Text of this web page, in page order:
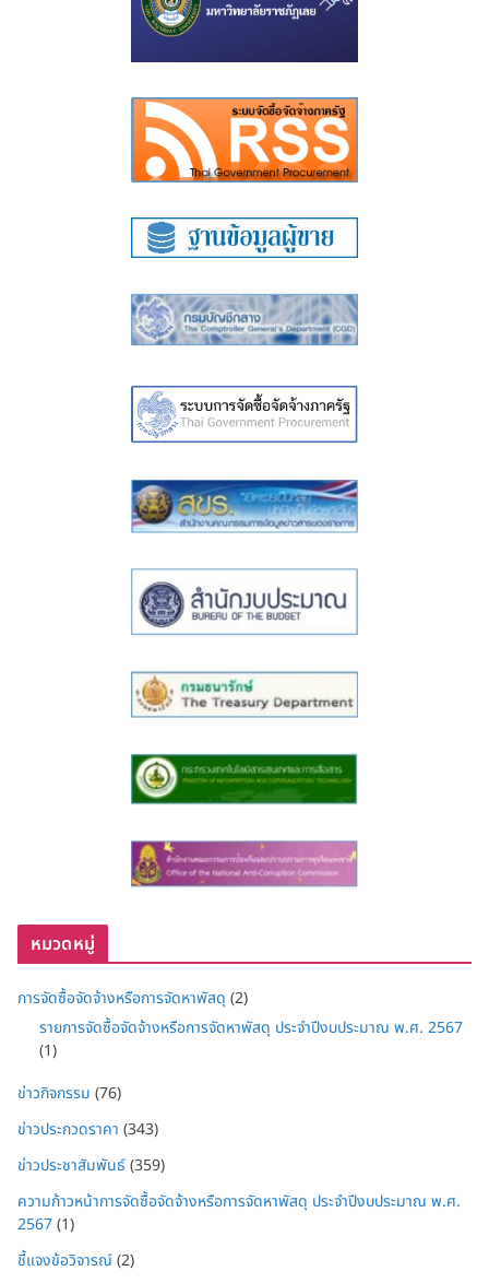
หมวดหมู่
การจัดซื้อจัดจ้างหรือการจัดหาพัสดุ (2)
รายการจัดซื้อจัดจ้างหรือการจัดหาพัสดุ ประจำปีงบประมาณ พ.ศ. 2567
(1)
ข่าวกิจกรรม (76)
ข่าวประกวดราคา (343)
ข่าวประชาสัมพันธ์(359)
ความก้าวหน้าการจัดซื้อจัดจ้างหรือการจัดหาพัสดุ ประจำปีงบประมาณ พ.ศ.
2567(1)
ชี้แจงข้อวิจารณ์(2)